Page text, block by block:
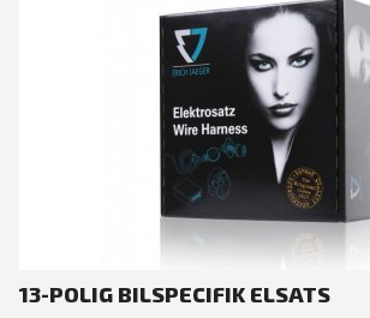
13-POLIG BILSPECIFIK ELSATS